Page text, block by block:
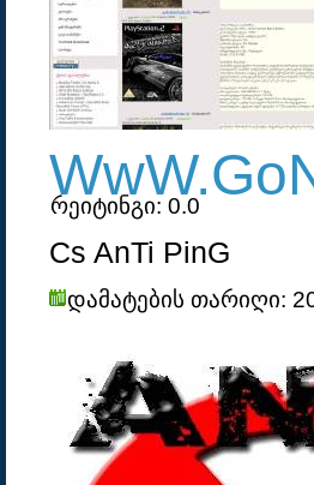
რეიტინგი: 0.0
Cs AnTi PinG
დამატების თარიღი: